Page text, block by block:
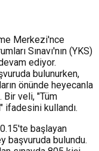
Merkezi'nce
Sınavı'nın (YKS)
ediyor.
bulunurken,
önünde heyecanla
Bir veli, "Tüm
ifadesini kullandı.
başlayan
başvuruda bulundu.